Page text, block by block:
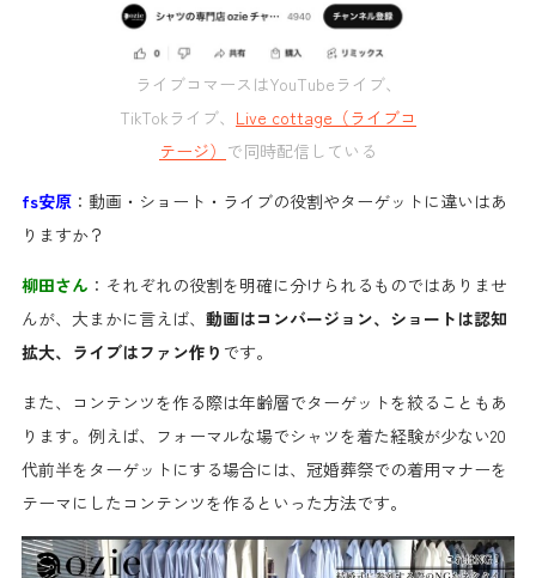
ライブコマースはYouTubeライブ、
TikTokライブ、 Live cottage（ライブコ
テージ） で同時配信している
fs安原：動画・ショート・ライブの役割やターゲットに違いはあ
りますか？
柳田さん ：それぞれの役割を明確に分けられるものではありませ
んが、大まかに言えば、 動画はコンバージョン、ショートは認知
拡大、ライブはファン作り です。
また、コンテンツを作る際は年齢層でターゲットを絞ることもあ
ります。例えば、フォーマルな場でシャツを着た経験が少ない20
代前半をターゲットにする場合には、冠婚葬祭での着用マナーを
テーマにしたコンテンツを作るといった方法です。